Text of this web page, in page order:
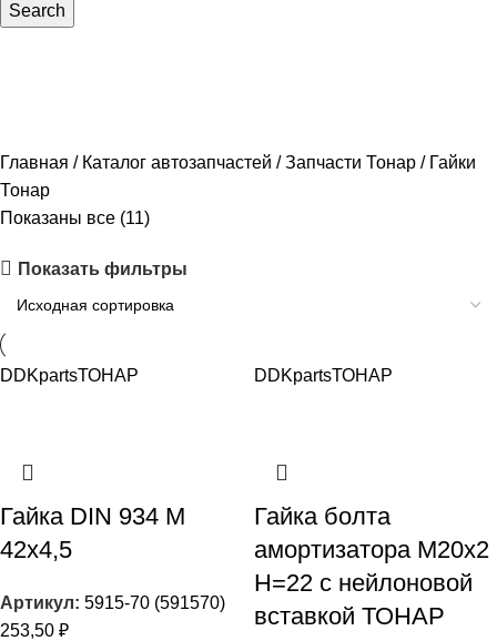
Search
Главная Каталог автозапчастей Запчасти Тонар
Гайки
Тонар
Показаны все (11)
Показать фильтры
DDKpartsТОНАР
Гайка DIN 934 М
42х4,5
Артикул: 5915-70 (591570)
253,50 ₽
DDKpartsТОНАР
Гайка болта
амортизатора M20х2
Н=22 с нейлоновой
вставкой ТОНАР